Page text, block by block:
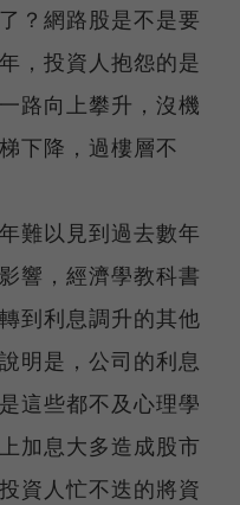
？網路股是不是要
，投資人抱怨的是
路向上攀升，沒機
下降，過樓層不
難以見到過去數年
響，經濟學教科書
到利息調升的其他
明是，公司的利息
這些都不及心理學
加息大多造成股市
資人忙不迭的將資